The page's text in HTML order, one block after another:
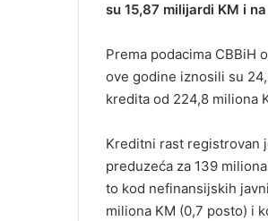
m
i
l
su 15,87 milijardi KM i
Prema podacima CBBiH
ove godine iznosili su
kredita od 224,8 miliona
Kreditni rast registrovan
preduzeća za 139
to kod nefinansijskih
miliona KM (0,7 posto) i